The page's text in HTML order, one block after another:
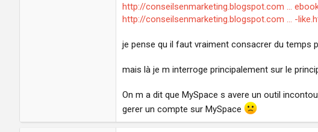
http://conseilsenmarketing.blogspot.com ...
http://conseilsenmarketing.blogspot.com ... -
je pense qu il faut vraiment consacrer du temps
mais là je m interroge principalement sur le
On m a dit que MySpace s avere un outil
gerer un compte sur MySpace